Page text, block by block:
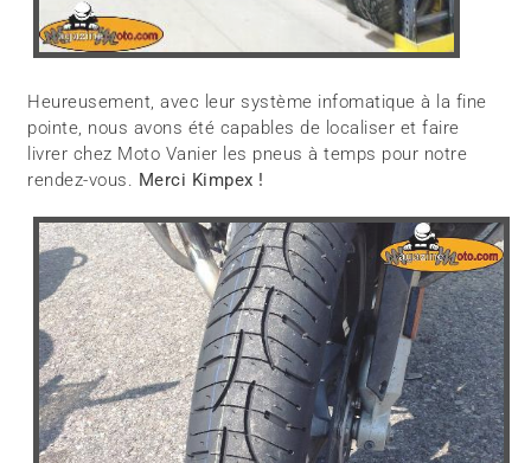
Heureusement, avec leur système infomatique à la fine
pointe, nous avons été capables de localiser et faire
livrer chez Moto Vanier les pneus à temps pour notre
rendez-vous. Merci Kimpex !